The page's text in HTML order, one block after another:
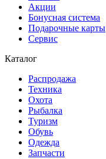
Акции
Бонусная система
Подарочные карты
Сервис
Каталог
Распродажа
Техника
Охота
Рыбалка
Туризм
Обувь
Одежда
Запчасти